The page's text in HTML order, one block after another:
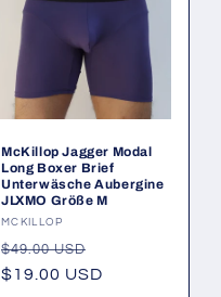
McKillop Jagger Modal
Long Boxer Brief
Unterwäsche Aubergine
JLXMO Größe M
Anbieter:
MCKILLOP
Normaler
Preis
$49.00 USD
$19.00 USD